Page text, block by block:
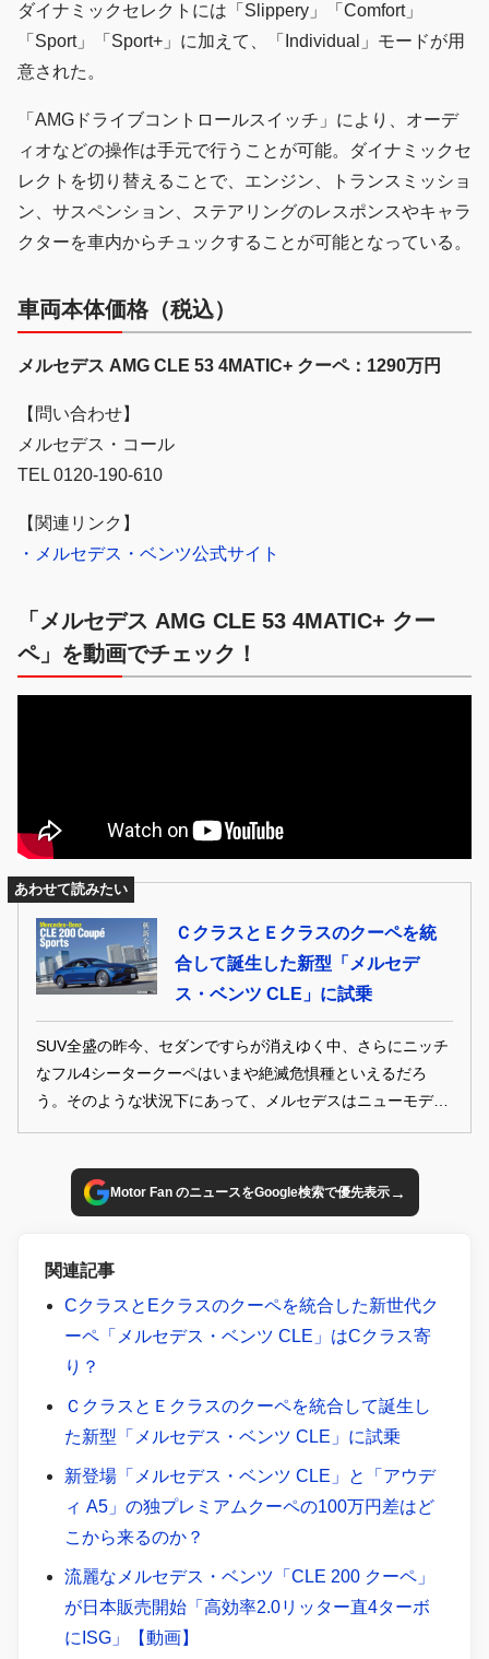
ダイナミックセレクトには「Slippery」「Comfort」
「Sport」「Sport+」に加えて、「Individual」モードが用
意された。
「AMGドライブコントロールスイッチ」により、オーデ
ィオなどの操作は手元で行うことが可能。ダイナミックセ
レクトを切り替えることで、エンジン、トランスミッショ
ン、サスペンション、ステアリングのレスポンスやキャラ
クターを車内からチュックすることが可能となっている。
車両本体価格（税込）
メルセデス AMG CLE 53 4MATIC+ クーペ：1290万円
【問い合わせ】
メルセデス・コール
TEL 0120-190-610
【関連リンク】
・メルセデス・ベンツ公式サイト
「メルセデス AMG CLE 53 4MATIC+ クー
ペ」を動画でチェック！
あわせて読みたい
ＣクラスとＥクラスのクーペを統
合して誕生した新型「メルセデ
ス・ベンツ CLE」に試乗
SUV全盛の昨今、セダンですらが消えゆく中、さらにニッチ
なフル4シータークーペはいまや絶滅危惧種といえるだろ
う。そのような状況下にあって、メルセデスはニューモデル
CLEを投入。最新のデジタライゼーションを実施しつつ、古
年6月号より転載・再構成）
Motor Fan のニュースをGoogle検索で優先表示→
関連記事
CクラスとEクラスのクーペを統合した新世代ク
ーペ「メルセデス・ベンツ CLE」はCクラス寄
り？
ＣクラスとＥクラスのクーペを統合して誕生し
た新型「メルセデス・ベンツ CLE」に試乗
新登場「メルセデス・ベンツ CLE」と「アウデ
ィ A5」の独プレミアムクーペの100万円差はど
こから来るのか？
流麗なメルセデス・ベンツ「CLE 200 クーペ」
が日本販売開始「高効率2.0リッター直4ターボ
にISG」【動画】